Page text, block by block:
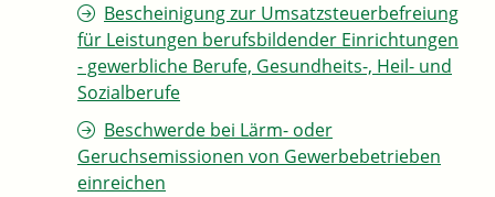
Bescheinigung zur Umsatzsteuerbefreiung
für Leistungen berufsbildender Einrichtungen
- gewerbliche Berufe, Gesundheits-, Heil- und
Sozialberufe
Beschwerde bei Lärm- oder
Geruchsemissionen von Gewerbebetrieben
einreichen